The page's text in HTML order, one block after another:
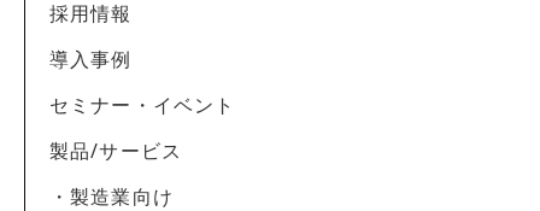
採用情報
導入事例
セミナー・イベント
製品/サービス
・製造業向け